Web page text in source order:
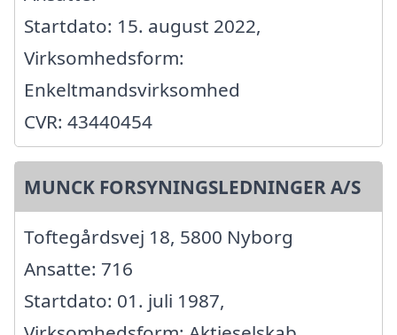
Startdato: 15. august 2022,
Virksomhedsform:
Enkeltmandsvirksomhed
CVR: 43440454
MUNCK FORSYNINGSLEDNINGER A/S
Toftegårdsvej 18, 5800 Nyborg
Ansatte: 716
Startdato: 01. juli 1987,